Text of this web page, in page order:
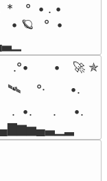
*　°  • . •
• 🪐   °  •
.°•　　•　🚀
　•.      ๏
.  •.      .     •.